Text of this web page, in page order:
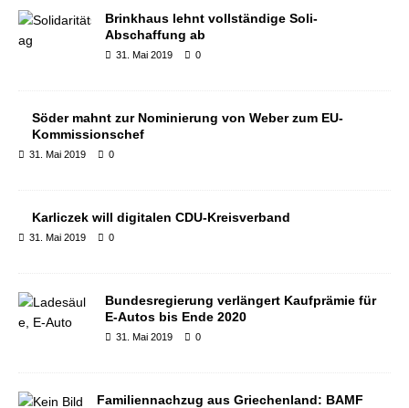
Brinkhaus lehnt vollständige Soli-
Abschaffung ab
31. Mai 2019 0
Söder mahnt zur Nominierung von Weber zum EU-
Kommissionschef
31. Mai 2019 0
Karliczek will digitalen CDU-Kreisverband
31. Mai 2019 0
Bundesregierung verlängert Kaufprämie für
E-Autos bis Ende 2020
31. Mai 2019 0
Familiennachzug aus Griechenland: BAMF